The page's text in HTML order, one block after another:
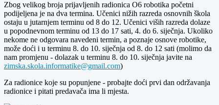
Zbog velikog broja prijavljenih radionica O6 robotika početni
podijeljena je na dva termina. Učenici nižih razreda osnovnih škola
ostaju u jutarnjem terminu od 8 do 12. Učenici viših razreda dolaze
u popodnevnom terminu od 13 do 17 sati, 4. do 6. siječnja. Ukoliko
nekome ne odgovara navedeni termin, a poznaje osnove robotike,
može doći i u terminu 8. do 10. siječnja od 8. do 12 sati (molimo da
nam promjenu - dolazak u terminu 8. do 10. siječnja javite na
zimska.skola.informatike@gmail.com)
Za radionice koje su popunjene - probajte doći prvi dan održavanja
radionice i pitati predavača ima li mjesta.